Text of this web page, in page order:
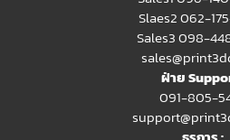
Slaes2062-
Sales3 098-
ฝ่าย
091-805-